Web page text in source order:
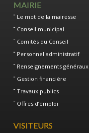
MAIRIE
Le mot de la mairesse
Conseil municipal
Comités du Conseil
Personnel administratif
Renseignements généraux
Gestion financière
Travaux publics
Offres d’emploi
VISITEURS